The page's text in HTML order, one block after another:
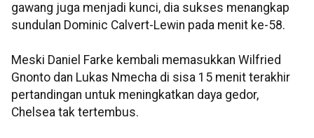
gawang juga menjadi kunci, dia sukses menangkap
sundulan Dominic Calvert-Lewin pada menit ke-58.
Meski Daniel Farke kembali memasukkan Wilfried
Gnonto dan Lukas Nmecha di sisa 15 menit terakhir
pertandingan untuk meningkatkan daya gedor,
Chelsea tak tertembus.